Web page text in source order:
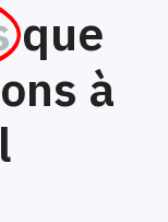
que
à